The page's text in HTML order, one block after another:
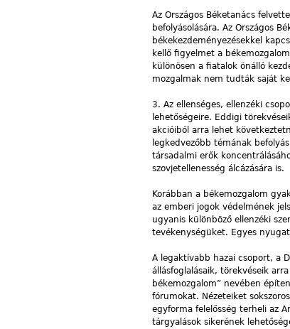
Az Országos Béketanács
befolyásolására. Az Országos
békekezdeményezésekkel
kellő figyelmet a
különösen a fiatalok önálló
mozgalmak nem tudták saját
3. Az ellenséges, ellenzéki
lehetőségeire. Eddigi
akcióiból arra lehet
legkedvezőbb témának
társadalmi erők
szovjetellenesség álcázására is.
Korábban a békemozgalom
az emberi jogok védelmének
ugyanis különböző ellenzéki
tevékenységüket. Egyes
A legaktívabb hazai csoport, a
állásfoglalásaik, törekvéseik
békemozgalom” nevében
fórumokat. Nézeteiket
egyforma felelősség terheli az
tárgyalások sikerének